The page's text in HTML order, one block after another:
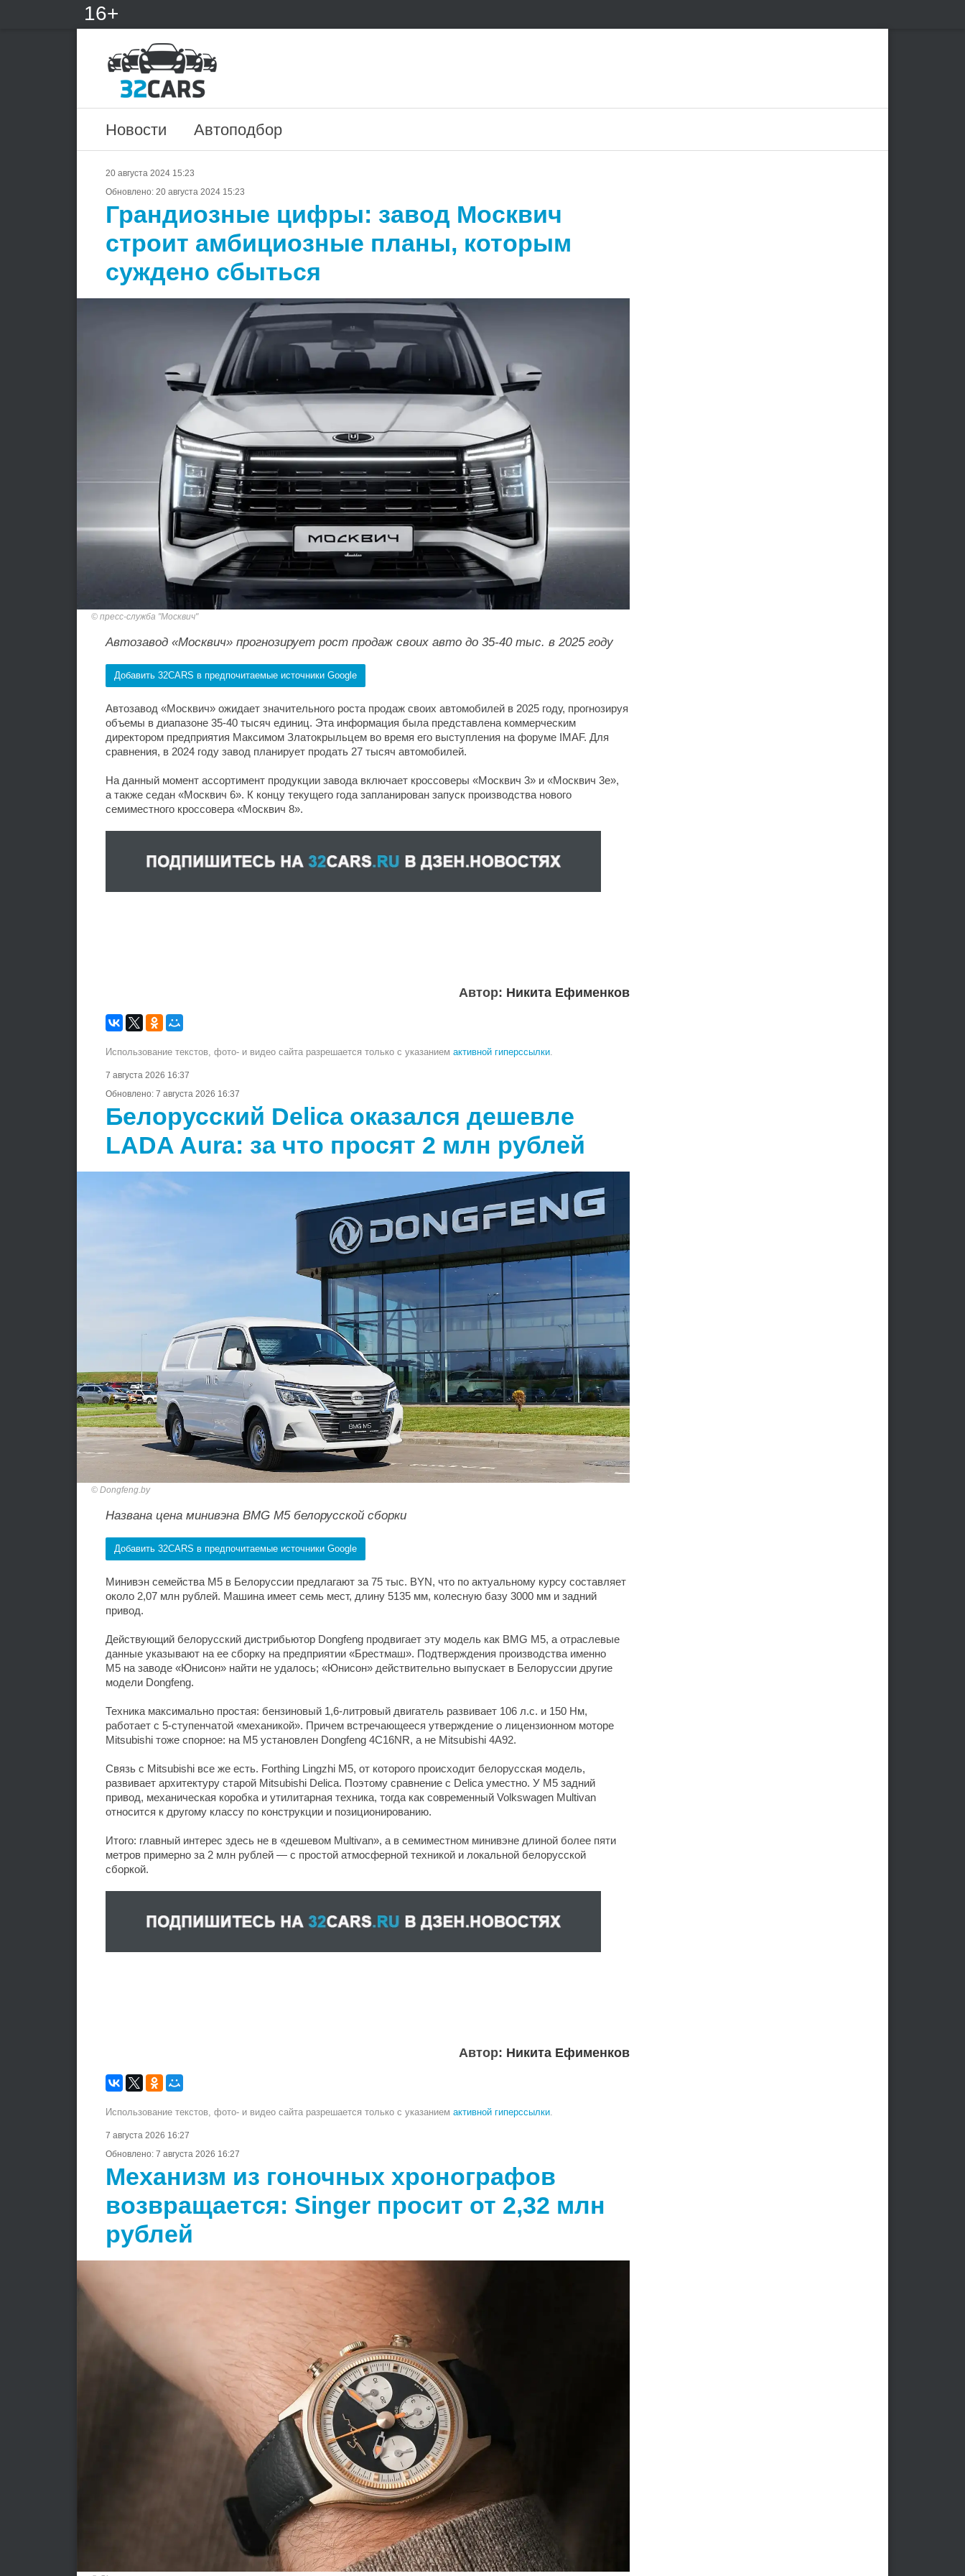
16+
Новости Автоподбор
20 августа 2024 15:23
Обновлено: 20 августа 2024 15:23
Грандиозные цифры: завод Москвич
строит амбициозные планы, которым
суждено сбыться
пресс-служба "Москвич"
Автозавод «Москвич» прогнозирует рост продаж своих авто до 35‑40 тыс. в 2025 году
Добавить 32CARS в предпочитаемые источники Google
Автозавод «Москвич» ожидает значительного роста продаж своих автомобилей в 2025 году, прогнозируя
объемы в диапазоне 35-40 тысяч единиц. Эта информация была представлена коммерческим
директором предприятия Максимом Златокрыльцем во время его выступления на форуме IMAF. Для
сравнения, в 2024 году завод планирует продать 27 тысяч автомобилей.
На данный момент ассортимент продукции завода включает кроссоверы «Москвич 3» и «Москвич 3е»,
а также седан «Москвич 6». К концу текущего года запланирован запуск производства нового
семиместного кроссовера «Москвич 8».
Автор: Никита Ефименков
Использование текстов, фото- и видео сайта разрешается только с указанием активной гиперссылки.
7 августа 2026 16:37
Обновлено: 7 августа 2026 16:37
Белорусский Delica оказался дешевле
LADA Aura: за что просят 2 млн рублей
Dongfeng.by
Названа цена минивэна BMG M5 белорусской сборки
Добавить 32CARS в предпочитаемые источники Google
Минивэн семейства M5 в Белоруссии предлагают за 75 тыс. BYN, что по актуальному курсу составляет
около 2,07 млн рублей. Машина имеет семь мест, длину 5135 мм, колесную базу 3000 мм и задний
привод.
Действующий белорусский дистрибьютор Dongfeng продвигает эту модель как BMG M5, а отраслевые
данные указывают на ее сборку на предприятии «Брестмаш». Подтверждения производства именно
M5 на заводе «Юнисон» найти не удалось; «Юнисон» действительно выпускает в Белоруссии другие
модели Dongfeng.
Техника максимально простая: бензиновый 1,6-литровый двигатель развивает 106 л.с. и 150 Нм,
работает с 5-ступенчатой «механикой». Причем встречающееся утверждение о лицензионном моторе
Mitsubishi тоже спорное: на M5 установлен Dongfeng 4C16NR, а не Mitsubishi 4A92.
Связь с Mitsubishi все же есть. Forthing Lingzhi M5, от которого происходит белорусская модель,
развивает архитектуру старой Mitsubishi Delica. Поэтому сравнение с Delica уместно. У M5 задний
привод, механическая коробка и утилитарная техника, тогда как современный Volkswagen Multivan
относится к другому классу по конструкции и позиционированию.
Итого: главный интерес здесь не в «дешевом Multivan», а в семиместном минивэне длиной более пяти
метров примерно за 2 млн рублей — с простой атмосферной техникой и локальной белорусской
сборкой.
Автор: Никита Ефименков
Использование текстов, фото- и видео сайта разрешается только с указанием активной гиперссылки.
7 августа 2026 16:27
Обновлено: 7 августа 2026 16:27
Механизм из гоночных хронографов
возвращается: Singer просит от 2,32 млн
рублей